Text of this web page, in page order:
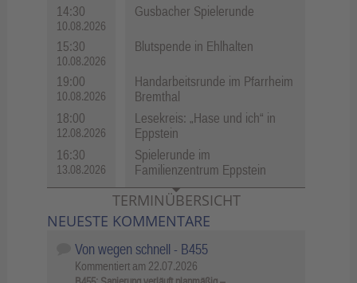
14:30
10.08.2026
Gusbacher Spielerunde
15:30
10.08.2026
Blutspende in Ehlhalten
19:00
10.08.2026
Handarbeitsrunde im Pfarrheim
Bremthal
18:00
12.08.2026
Lesekreis: „Hase und ich“ in
Eppstein
16:30
13.08.2026
Spielerunde im
Familienzentrum Eppstein
TERMINÜBERSICHT
NEUESTE KOMMENTARE
Von wegen schnell - B455
Kommentiert am 22.07.2026